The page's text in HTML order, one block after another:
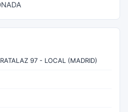
97 - LOCAL (MADRID)